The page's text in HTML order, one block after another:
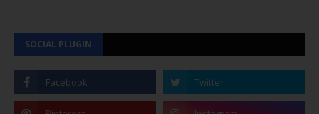
SOCIAL PLUGIN